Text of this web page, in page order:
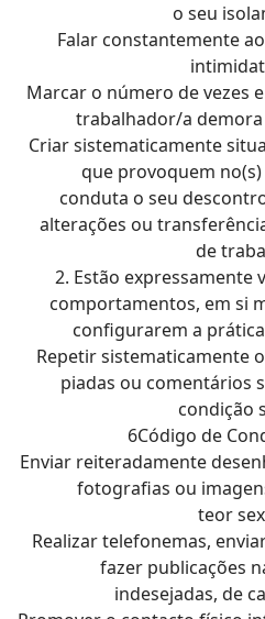
o seu
Falar constantemente
Marcar o número de vezes
trabalhador/a demora
Criar sistematicamente
que provoquem
conduta o seu
alterações ou
de
2. Estão expressamente
comportamentos, em si
configurarem a
Repetir sistematicamente
piadas ou comentários
condição
6Código de
Enviar reiteradamente
fotografias ou
teor
Realizar telefonemas,
fazer publicações
indesejadas, de